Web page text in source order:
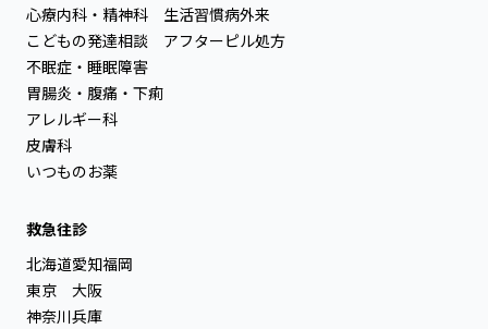
心療内科・精神科
こどもの発達相談
不眠症・睡眠障害
胃腸炎・腹痛・下痢
アレルギー科
皮膚科
いつものお薬
生活習慣病外来
アフターピル処方
救急往診
北海道
東京
神奈川
愛知
大阪
兵庫
福岡